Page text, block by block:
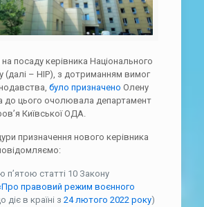
посаду керівника Національного
(далі – НІР), з дотриманням вимог
було призначено Олену
до цього очолювала департамент
Київської ОДА.
призначення нового керівника
п’ятою статті 10 Закону
правовий режим воєнного
діє в країні з 24 лютого 2022 року)